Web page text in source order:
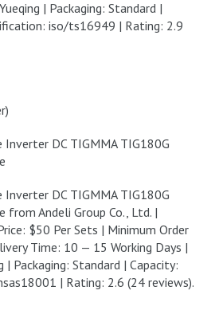
| Packaging: Standard |
iso/ts16949 | Rating: 2.9
DC TIGMMA TIG180G
DC TIGMMA TIG180G
from Andeli Group Co., Ltd. |
$50 Per Sets | Minimum Order
Time: 10 — 15 Working Days |
| Packaging: Standard | Capacity:
| Rating: 2.6 (24 reviews).